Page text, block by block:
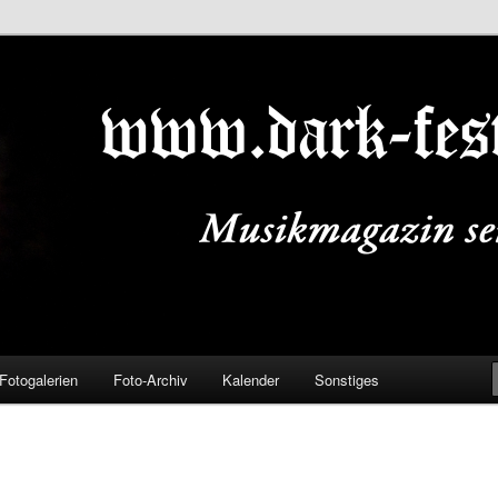
Fotogalerien Foto-Archiv Kalender Sonstiges